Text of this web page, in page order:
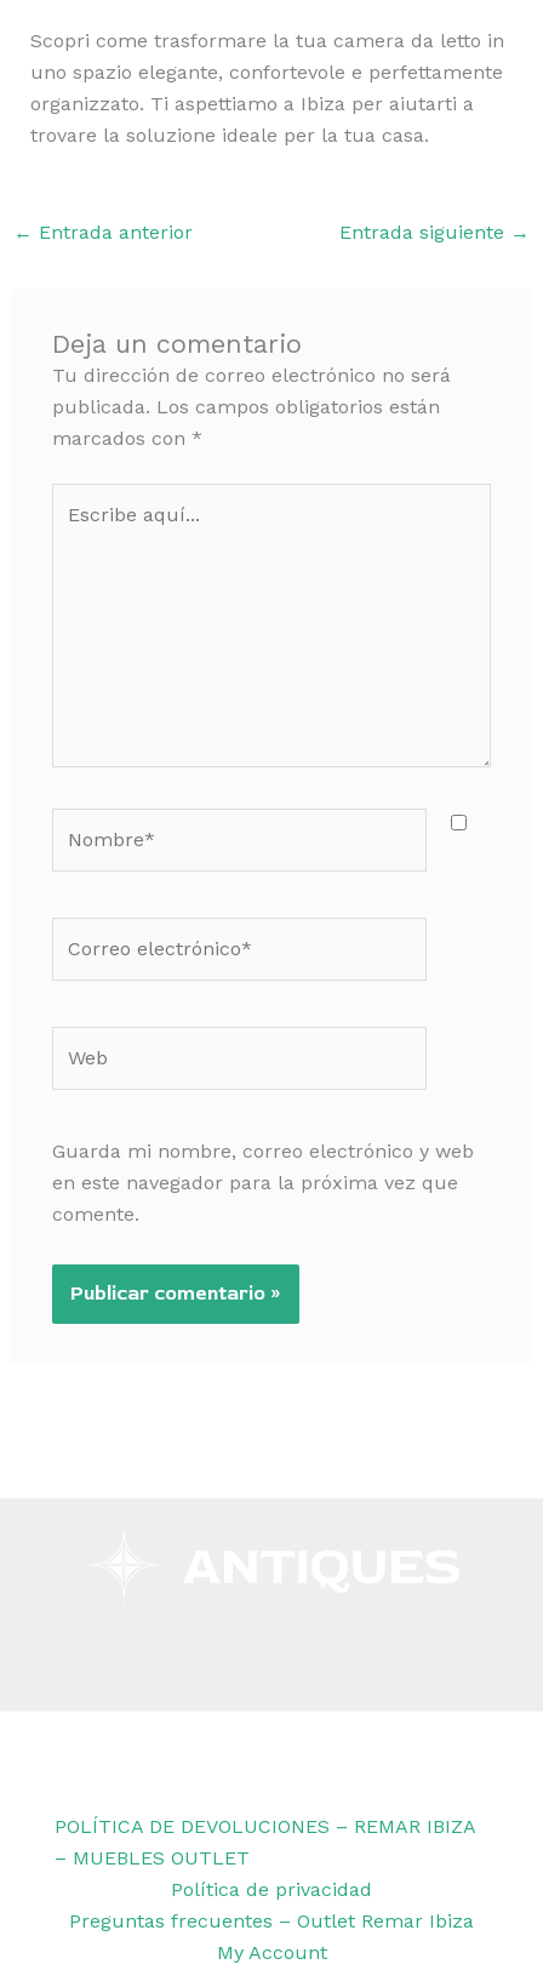
Scopri come trasformare la tua camera da letto in
uno spazio elegante, confortevole e perfettamente
organizzato. Ti aspettiamo a Ibiza per aiutarti a
trovare la soluzione ideale per la tua casa.
← Entrada anterior Entrada siguiente →
Deja un comentario
Tu dirección de correo electrónico no será
publicada. Los campos obligatorios están
marcados con *
aquí...
electrónico*
Guarda mi nombre, correo electrónico y web
en este navegador para la próxima vez que
comente.
POLÍTICA DE DEVOLUCIONES – REMAR IBIZA
– MUEBLES OUTLET
Política de privacidad
Preguntas frecuentes – Outlet Remar Ibiza
My Account